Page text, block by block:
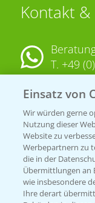
Kontakt
T. +49
KONTAKT
Hilfe in
T.+49
Einsatz von
Wir würden gerne
Nutzung dieser
Website zu
Werbepartnern zu
die in der
Übermittlungen an
wie insbesondere
Ihre derart